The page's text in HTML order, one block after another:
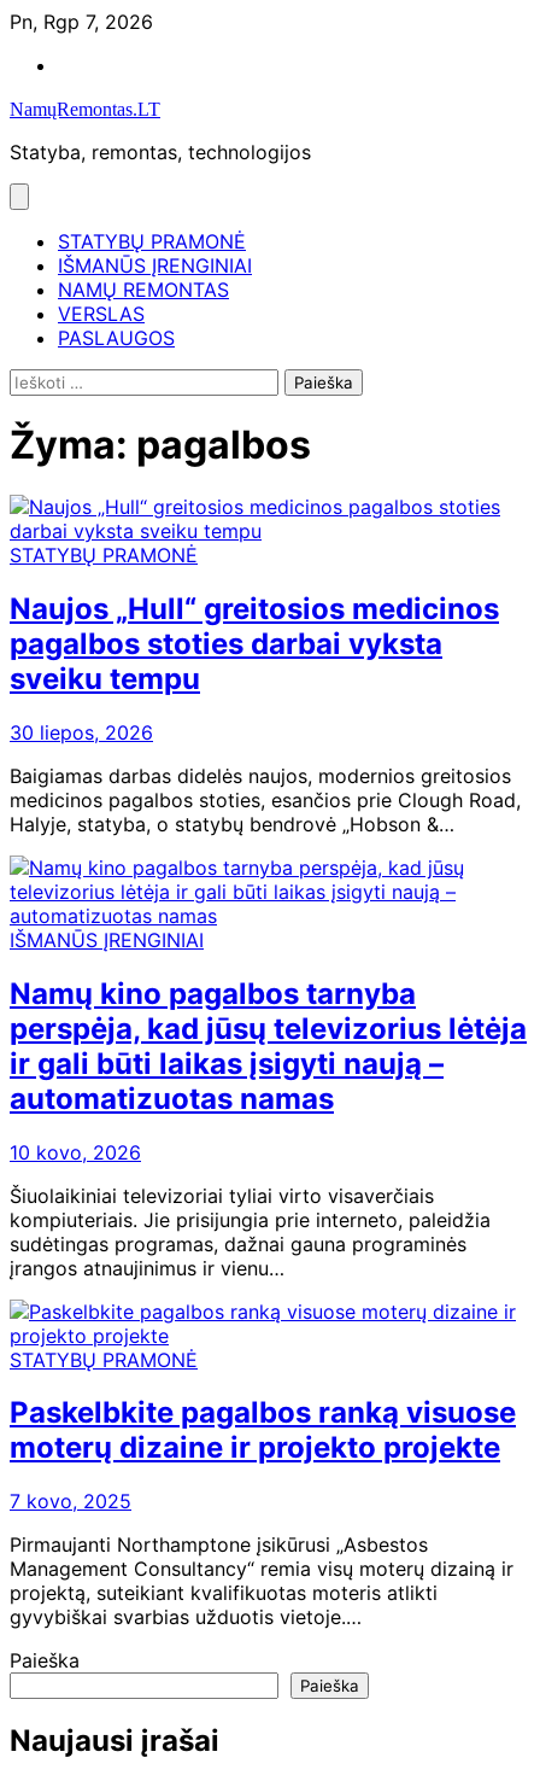
Skip
content
Pn, Rgp 7, 2026
NamųRemontas.LT
Statyba, remontas, technologijos
STATYBŲ PRAMONĖ
IŠMANŪS ĮRENGINIAI
NAMŲ REMONTAS
VERSLAS
PASLAUGOS
Ieškoti:
Žyma: pagalbos
STATYBŲ PRAMONĖ
Naujos „Hull“ greitosios medicinos
pagalbos stoties darbai vyksta
sveiku tempu
30 liepos, 2026
Baigiamas darbas didelės naujos, modernios greitosios
medicinos pagalbos stoties, esančios prie Clough Road,
Halyje, statyba, o statybų bendrovė „Hobson &…
IŠMANŪS ĮRENGINIAI
Namų kino pagalbos tarnyba
perspėja, kad jūsų televizorius lėtėja
ir gali būti laikas įsigyti naują –
automatizuotas namas
10 kovo, 2026
Šiuolaikiniai televizoriai tyliai virto visaverčiais
kompiuteriais. Jie prisijungia prie interneto, paleidžia
sudėtingas programas, dažnai gauna programinės
įrangos atnaujinimus ir vienu…
STATYBŲ PRAMONĖ
Paskelbkite pagalbos ranką visuose
moterų dizaine ir projekto projekte
7 kovo, 2025
Pirmaujanti Northamptone įsikūrusi „Asbestos
Management Consultancy“ remia visų moterų dizainą ir
projektą, suteikiant kvalifikuotas moteris atlikti
gyvybiškai svarbias užduotis vietoje.…
Paieška
Paieška
Naujausi įrašai